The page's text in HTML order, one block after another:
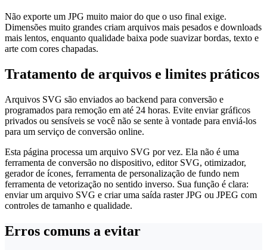
Não exporte um JPG muito maior do que o uso final exige.
Dimensões muito grandes criam arquivos mais pesados e downloads
mais lentos, enquanto qualidade baixa pode suavizar bordas, texto e
arte com cores chapadas.
Tratamento de arquivos e limites práticos
Arquivos SVG são enviados ao backend para conversão e
programados para remoção em até 24 horas. Evite enviar gráficos
privados ou sensíveis se você não se sente à vontade para enviá-los
para um serviço de conversão online.
Esta página processa um arquivo SVG por vez. Ela não é uma
ferramenta de conversão no dispositivo, editor SVG, otimizador,
gerador de ícones, ferramenta de personalização de fundo nem
ferramenta de vetorização no sentido inverso. Sua função é clara:
enviar um arquivo SVG e criar uma saída raster JPG ou JPEG com
controles de tamanho e qualidade.
Erros comuns a evitar